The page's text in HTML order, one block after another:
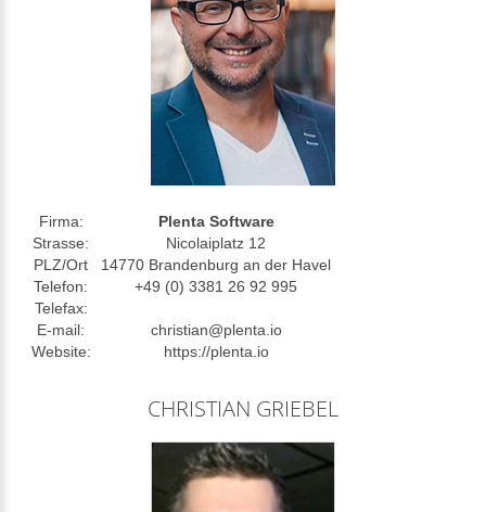
Firma:
Plenta Software
Strasse:
Nicolaiplatz 12
PLZ/Ort
14770 Brandenburg an der Havel
Telefon:
+49 (0) 3381 26 92 995
Telefax:
E-mail:
christian@plenta.io
Website:
https://plenta.io
CHRISTIAN GRIEBEL